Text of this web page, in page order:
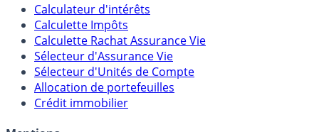
Calculateur d'intérêts
Calculette Impôts
Calculette Rachat Assurance Vie
Sélecteur d'Assurance Vie
Sélecteur d'Unités de Compte
Allocation de portefeuilles
Crédit immobilier